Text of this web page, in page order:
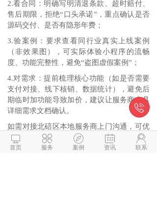
2.看合同：明确写明清退条款、超时赔付、
售后期限，拒绝“口头承诺”，重点确认是否
源码交付、是否有隐形年费；
3.验案例：要求查看同行业真实上线案例
（非效果图），可实际体验小程序的流畅
度、功能完整性，避免“盗图虚假案例”；
4.对需求：提前梳理核心功能（如是否需要
支付对接、线下核销、数据统计），避免后
期临时加功能导致加价，建议让服务商出具
详细需求文档确认。
如需对接北碚区本地服务商上门沟通，可优
先联系渝快聘APP开发支持本地洽谈的企
业，或通过上述服务商官网/客服电话咨询

首页

服务

案例

资讯

联系
